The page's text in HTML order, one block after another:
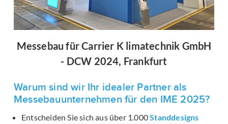
Messebau für Carrier K limatechnik GmbH
- DCW 2024, Frankfurt
Warum sind wir Ihr idealer Partner als
Messebauunternehmen für den IME 2025?
Entscheiden Sie sich aus über 1.000Standdesigns